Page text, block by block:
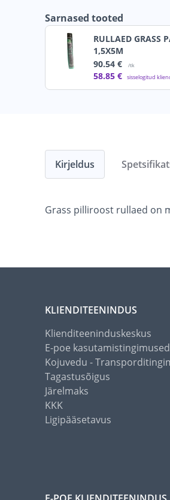
Sarnased tooted
RULLAED GRASS
1,5X5M
90.54 € /tk
58.85 € sisselogitud
Kirjeldus
Grass pilliroost rullaed on
KLIENDITEENINDUS
Klienditeeninduskeskus
E-poe kasutamistingimused
Kojuvedu -
Tagastusõigus
Järelmaks
KKK
Ligipääsetavus